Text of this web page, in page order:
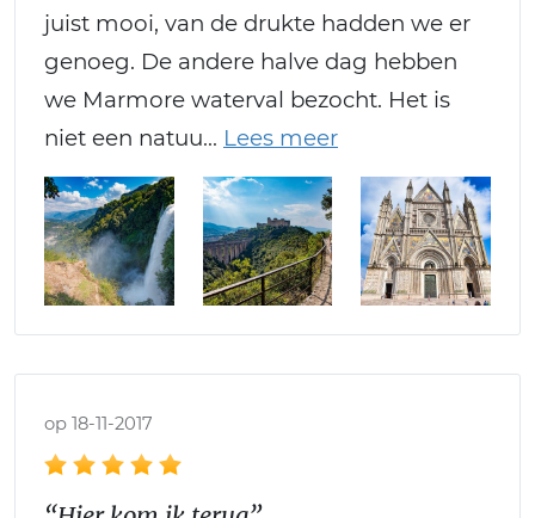
juist mooi, van de drukte hadden we er
genoeg. De andere halve dag hebben
we Marmore waterval bezocht. Het is
niet een natuu
op 18-11-2017